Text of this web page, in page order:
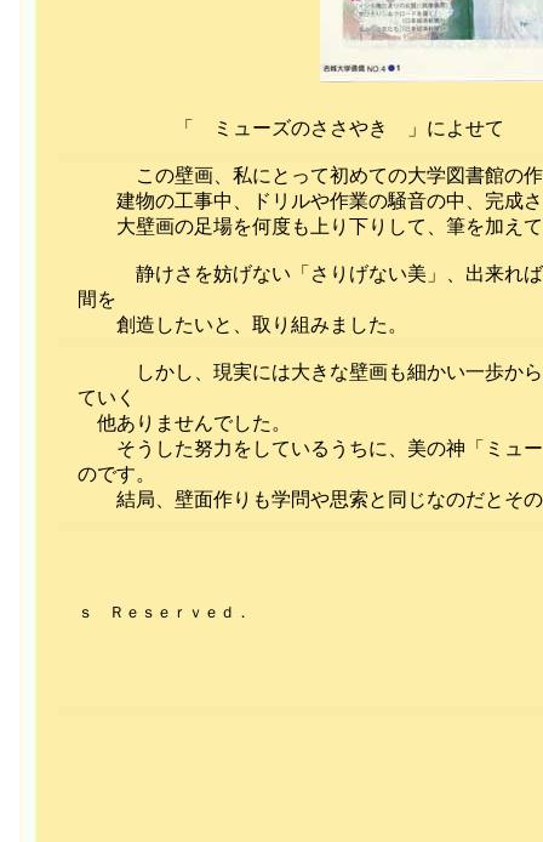
「 ミューズのささやき 」によせて
この壁画、私にとって初めての大学図書館の作
建物の工事中、ドリルや作業の騒音の中、完成さ
大壁画の足場を何度も上り下りして、筆を加えて
静けさを妨げない「さりげない美」、出来れば
間を
創造したいと、取り組みました。
しかし、現実には大きな壁画も細かい一歩から
ていく
他ありませんでした。
そうした努力をしているうちに、美の神「ミュー
のです。
結局、壁面作りも学問や思索と同じなのだとその
ｓ Ｒｅｓｅｒｖｅｄ．